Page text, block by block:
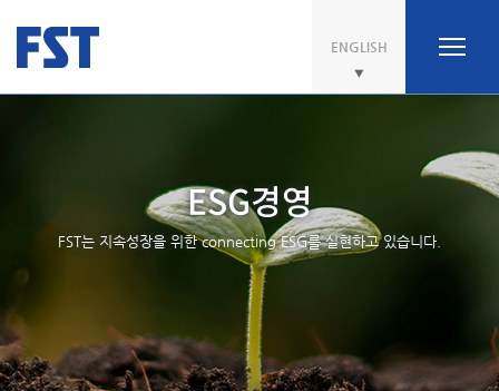
ENGLISH
ESG경영
FST는 지속성장을 위한 connecting ESG를 실현하고 있습니다.